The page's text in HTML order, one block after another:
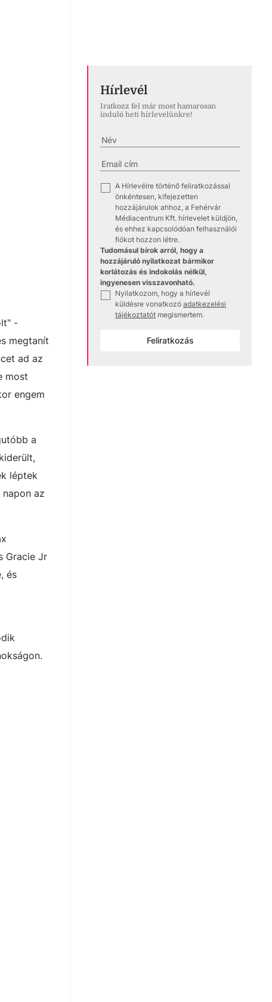
-
megtanít
ad az
most
engem
a
léptek
az
Gracie Jr
és
Hírlevél
Iratkozz fel már most hamarosan
induló heti hírlevelünkre!
✓
A Hírlevélre történő feliratkozással
önkéntesen, kifejezetten
hozzájárulok ahhoz, a Fehérvár
Médiacentrum Kft. hírlevelet küldjön,
és ehhez kapcsolódóan felhasználói
fiókot hozzon létre.
Tudomásul bírok arról, hogy a
hozzájáruló nyilatkozat bármikor
korlátozás és indokolás nélkül,
ingyenesen visszavonható.
✓
Nyilatkozom, hogy a hírlevél
küldésre vonatkozó adatkezelési
tájékoztatót megismertem.
Feliratkozás